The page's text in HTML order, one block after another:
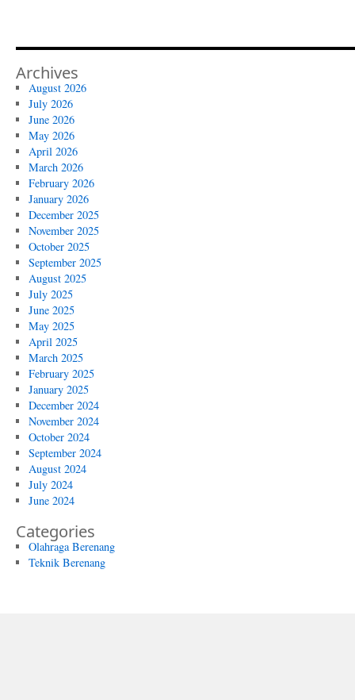
Archives
August 2026
July 2026
June 2026
May 2026
April 2026
March 2026
February 2026
January 2026
December 2025
November 2025
October 2025
September 2025
August 2025
July 2025
June 2025
May 2025
April 2025
March 2025
February 2025
January 2025
December 2024
November 2024
October 2024
September 2024
August 2024
July 2024
June 2024
Categories
Olahraga Berenang
Teknik Berenang